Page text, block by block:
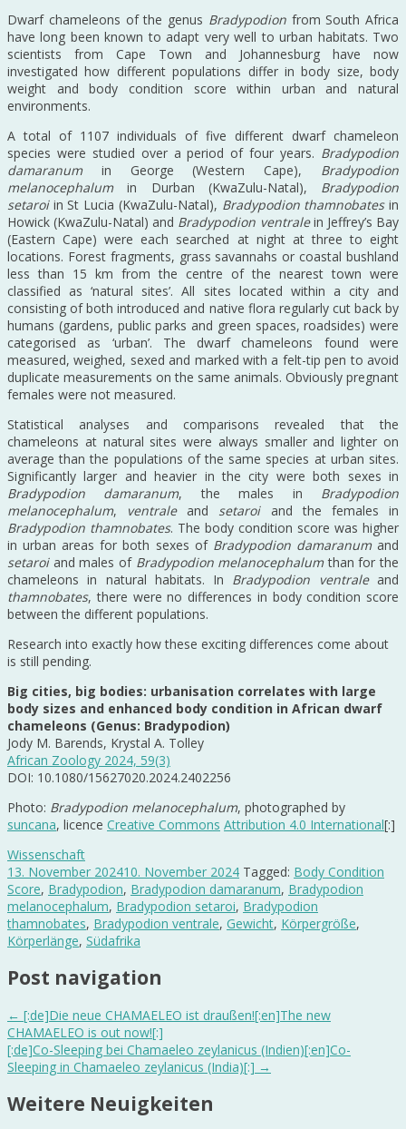
Dwarf chameleons of the genus Bradypodionfrom South Africa
have long been known to adapt very well to urban habitats. Two
scientists from Cape Town and Johannesburg have now
investigated how different populations differ in body size, body
weight and body condition score within urban and natural
environments.
A total of 1107 individuals of five different dwarf chameleon
species were studied over a period of four years. Bradypodion
damaranumin George (Western Cape), Bradypodion
melanocephalumin Durban (KwaZulu-Natal), Bradypodion
setaroiin St Lucia (KwaZulu-Natal), Bradypodion thamnobatesin
Howick (KwaZulu-Natal) and Bradypodion ventralein Jeffrey’s Bay
(Eastern Cape) were each searched at night at three to eight
locations. Forest fragments, grass savannahs or coastal bushland
less than 15 km from the centre of the nearest town were
classified as ‘natural sites’. All sites located within a city and
consisting of both introduced and native flora regularly cut back by
humans (gardens, public parks and green spaces, roadsides) were
categorised as ‘urban’. The dwarf chameleons found were
measured, weighed, sexed and marked with a felt-tip pen to avoid
duplicate measurements on the same animals. Obviously pregnant
females were not measured.
Statistical analyses and comparisons revealed that the
chameleons at natural sites were always smaller and lighter on
average than the populations of the same species at urban sites.
Significantly larger and heavier in the city were both sexes in
Bradypodion damaranum, the males in Bradypodion
melanocephalum, ventraleand setaroiand the females in
Bradypodion thamnobates. The body condition score was higher
in urban areas for both sexes of Bradypodion damaranumand
setaroiand males of Bradypodion melanocephalumthan for the
chameleons in natural habitats. In Bradypodion ventraleand
thamnobates, there were no differences in body condition score
between the different populations.
Research into exactly how these exciting differences come about
is still pending.
Big cities, big bodies: urbanisation correlates with large
body sizes and enhanced body condition in African dwarf
chameleons (Genus: Bradypodion)
Jody M. Barends, Krystal A. Tolley
African Zoology 2024, 59(3)
DOI: 10.1080/15627020.2024.2402256
Photo: Bradypodion melanocephalum, photographed by
suncana, licence Creative Commons Attribution 4.0 International[:]
Wissenschaft
13. November 202410. November 2024 Tagged: Body Condition
Score, Bradypodion, Bradypodion damaranum, Bradypodion
melanocephalum, Bradypodion setaroi, Bradypodion
thamnobates, Bradypodion ventrale, Gewicht, Körpergröße,
Körperlänge, Südafrika
Post navigation
← [:de]Die neue CHAMAELEO ist draußen![:en]The new
CHAMAELEO is out now![:]
[:de]Co-Sleeping bei Chamaeleo zeylanicus (Indien)[:en]Co-
Sleeping in Chamaeleo zeylanicus (India)[:] →
Weitere Neuigkeiten